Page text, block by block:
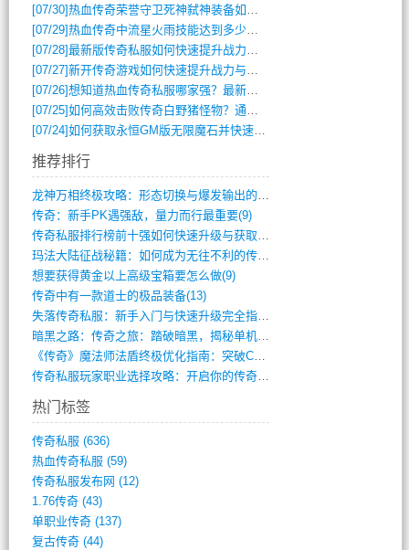
[07/30]热血传奇荣誉守卫死神弑神装备如何获取与佩戴攻略？
[07/29]热血传奇中流星火雨技能达到多少级可以开始练装备？
[07/28]最新版传奇私服如何快速提升战力与获取稀有装备？
[07/27]新开传奇游戏如何快速提升战力与获取稀有装备？
[07/26]想知道热血传奇私服哪家强？最新排行榜攻略全解析
[07/25]如何高效击败传奇白野猪怪物？通关技巧全解析
[07/24]如何获取永恒GM版无限魔石并快速提升战力？
推荐排行
龙神万相终极攻略：形态切换与爆发输出的艺(411)
传奇：新手PK遇强敌，量力而行最重要(9)
传奇私服排行榜前十强如何快速升级与获取稀(744)
玛法大陆征战秘籍：如何成为无往不利的传奇(10)
想要获得黄金以上高级宝箱要怎么做(9)
传奇中有一款道士的极品装备(13)
失落传奇私服：新手入门与快速升级完全指南(895)
暗黑之路：传奇之旅：踏破暗黑，揭秘单机传(355)
《传奇》魔法师法盾终极优化指南：突破CD(316)
传奇私服玩家职业选择攻略：开启你的传奇之(15)
热门标签
传奇私服 (636)
热血传奇私服 (59)
传奇私服发布网 (12)
1.76传奇(43)
单职业传奇(137)
复古传奇(44)